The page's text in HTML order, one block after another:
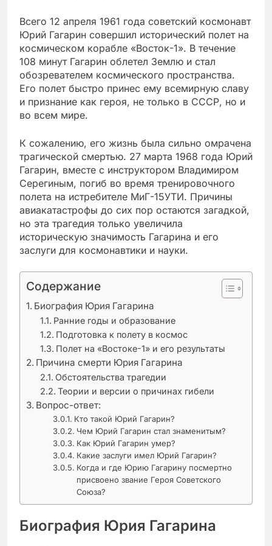
Всего 12 апреля 1961 года советский космонавт
Юрий Гагарин совершил исторический полет на
космическом корабле «Восток-1». В течение
108 минут Гагарин облетел Землю и стал
обозревателем космического пространства.
Его полет быстро принес ему всемирную славу
и признание как героя, не только в СССР, но и
во всем мире.
К сожалению, его жизнь была сильно омрачена
трагической смертью. 27 марта 1968 года Юрий
Гагарин, вместе с инструктором Владимиром
Серегиным, погиб во время тренировочного
полета на истребителе МиГ-15УТИ. Причины
авиакатастрофы до сих пор остаются загадкой,
но эта трагедия только увеличила
историческую значимость Гагарина и его
заслуги для космонавтики и науки.
Содержание
Биография Юрия Гагарина
Ранние годы и образование
Подготовка к полету в космос
Полет на «Востоке-1» и его результаты
Причина смерти Юрия Гагарина
Обстоятельства трагедии
Теории и версии о причинах гибели
Вопрос-ответ:
Кто такой Юрий Гагарин?
Чем Юрий Гагарин стал знаменитым?
Как Юрий Гагарин умер?
Какие заслуги имел Юрий Гагарин?
Когда и где Юрию Гагарину посмертно
присвоено звание Героя Советского
Союза?
Биография Юрия Гагарина